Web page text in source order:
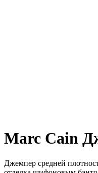
Marc Cain
Джемпер средней